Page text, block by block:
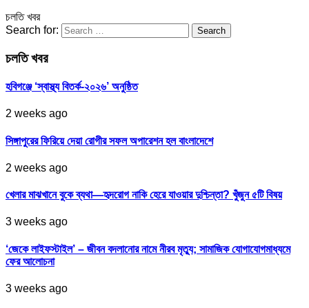
চলতি খবর
Search for:
চলতি খবর
হবিগঞ্জে ‘স্বাস্থ্য বিতর্ক-২০২৬’ অনুষ্ঠিত
2 weeks ago
সিঙ্গাপুরের ফিরিয়ে দেয়া রোগীর সফল অপারেশন হল বাংলাদেশে
2 weeks ago
খেলার মাঝখানে বুকে ব্যথা—হৃদরোগ নাকি হেরে যাওয়ার দুশ্চিন্তা? খুঁজুন ৫টি বিষয়
3 weeks ago
‘জেকে লাইফস্টাইল’ – জীবন বদলানোর নামে নীরব মৃত্যু; সামাজিক যোগাযোগমাধ্যমে
ফের আলোচনা
3 weeks ago